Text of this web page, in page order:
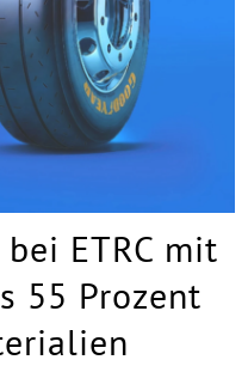
ETRC mit
55 Prozent